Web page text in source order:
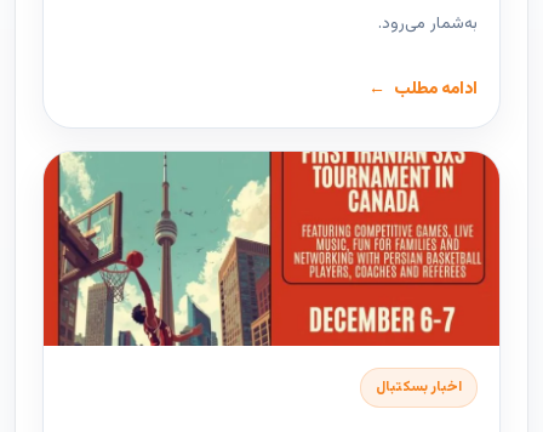
به‌شمار می‌رود.
ادامه مطلب
اخبار بسکتبال